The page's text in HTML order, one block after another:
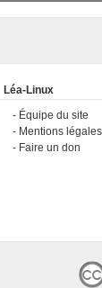
Léa-Linux
Équipe du site
Mentions légales
Faire un don